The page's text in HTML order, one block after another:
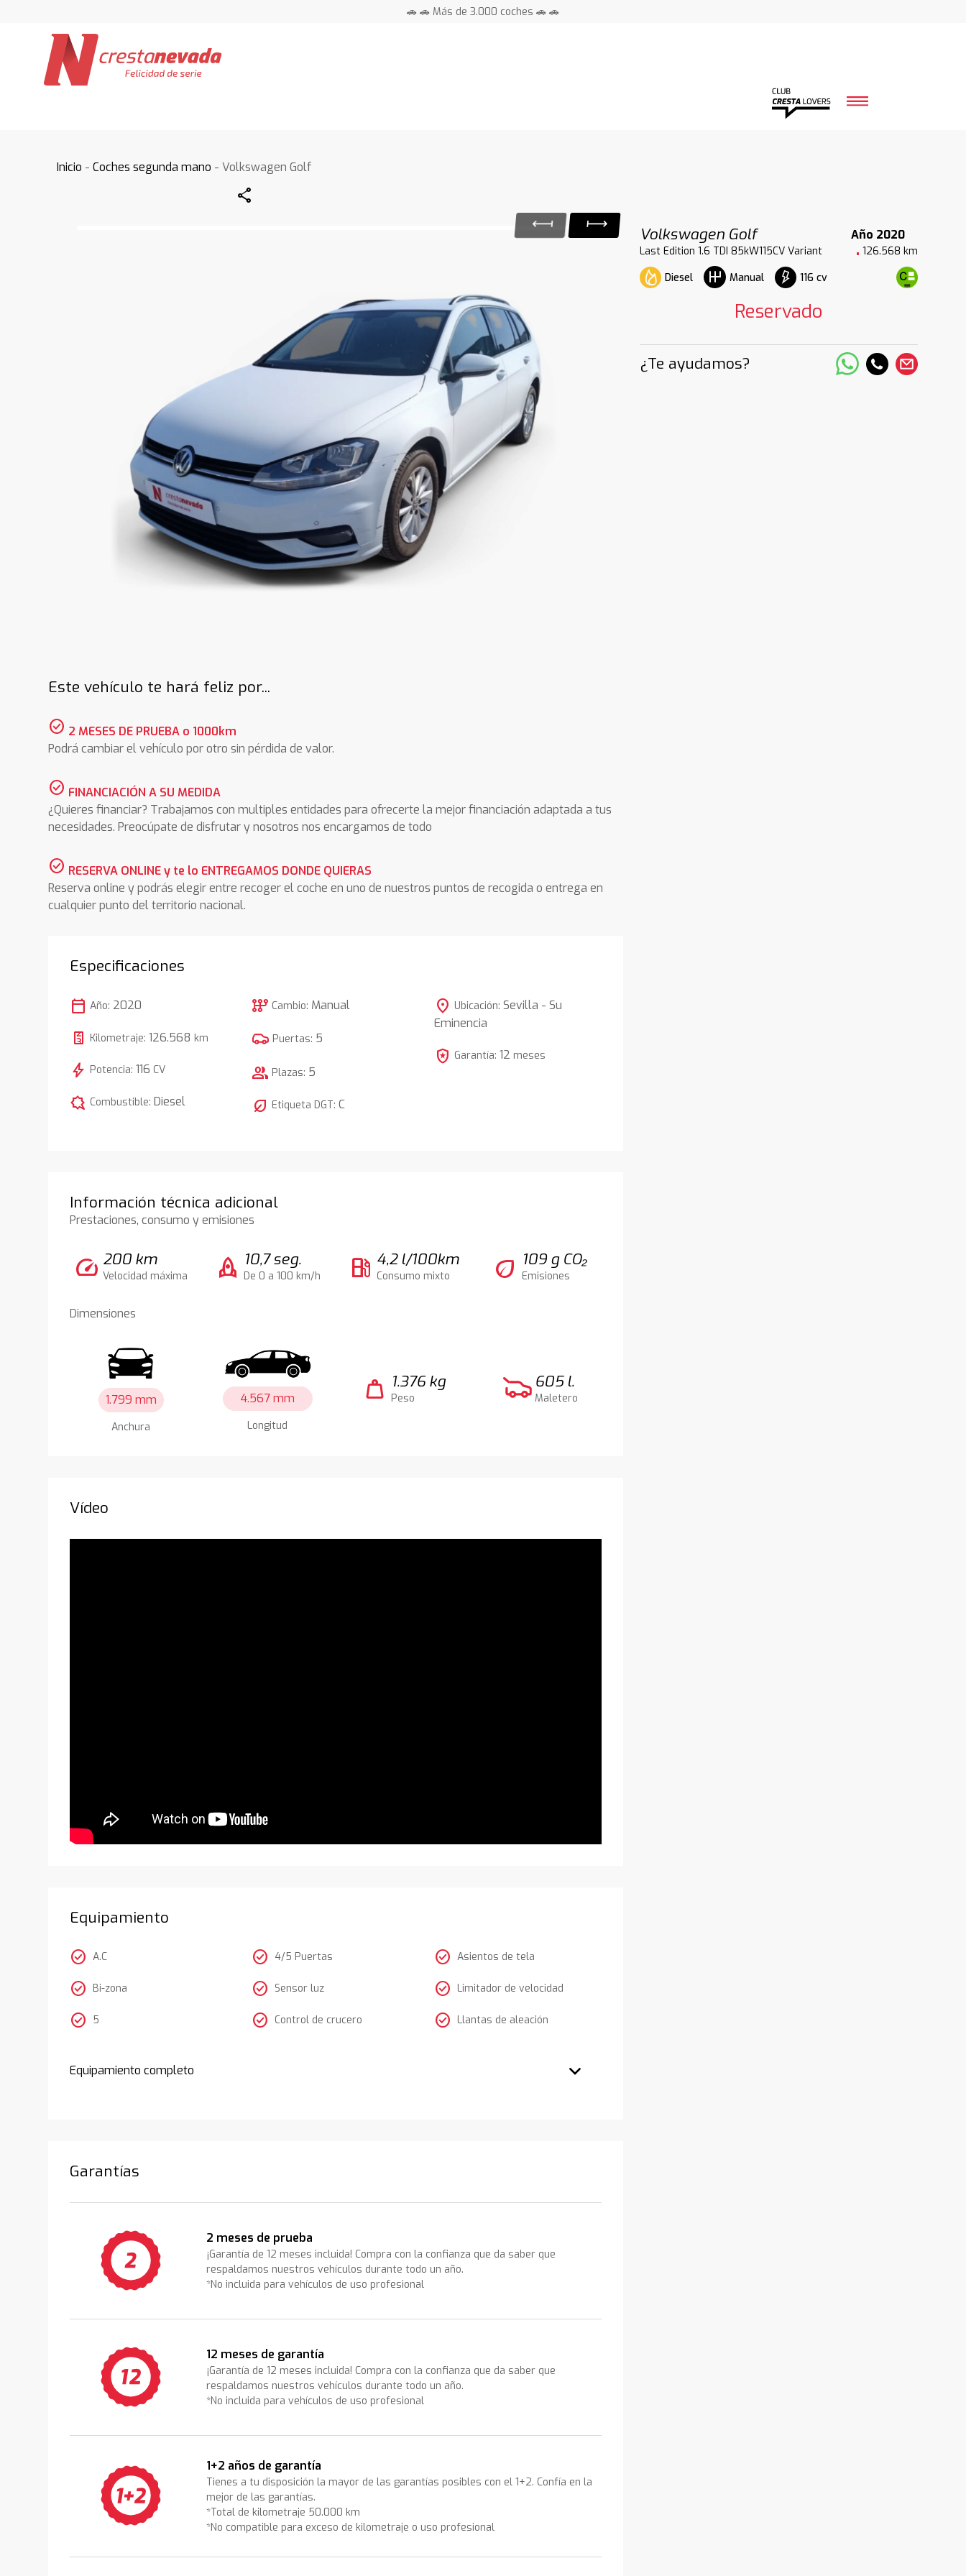
🚗 🚗 Más de 3.000 coches 🚗 🚗
Inicio -Coches segunda mano - Volkswagen Golf
Share
Volkswagen Golf
Año 2020
Last Edition 1.6 TDI 85kW115CV Variant
126.568 km
Diesel
Manual 116 cv
Reservado
¿Te ayudamos?
Este vehículo te hará feliz por...
check_circle 2 MESES DE PRUEBA o 1000km
Podrá cambiar el vehículo por otro sin pérdida de valor.
check_circle FINANCIACIÓN A SU MEDIDA
¿Quieres financiar? Trabajamos con multiples entidades para ofrecerte la mejor financiación adaptada a tus
necesidades. Preocúpate de disfrutar y nosotros nos encargamos de todo
check_circle RESERVA ONLINE y te lo ENTREGAMOS DONDE QUIERAS
Reserva online y podrás elegir entre recoger el coche en uno de nuestros puntos de recogida o entrega en
cualquier punto del territorio nacional.
Especificaciones
calendar_today Año: 2020
Kilometraje:126.568 km
bolt Potencia:116 CV
comic_bubble Combustible:Diesel
auto_transmission Cambio: Manual
Puertas: 5
group Plazas: 5
nest_eco_leaf Etiqueta DGT:C
location_on Ubicación: Sevilla - Su
Eminencia
local_police Garantía: 12 meses
Información técnica adicional
Prestaciones, consumo y emisiones
speed 200 km
Velocidad máxima rocket 10,7 seg.
De 0 a 100 km/h local_gas_station 4,2 l/100km
Consumo mixto eco 109 g CO₂
Emisiones
Dimensiones
1.799 mm
Anchura
4.567 mm
Longitud
weight 1.376 kg
Peso
605 l.
Maletero
Vídeo
Equipamiento
check_circle A.C
check_circle Bi-zona
check_circle 5
check_circle 4/5 Puertas
check_circle Sensor luz
check_circle Control de crucero
check_circle Asientos de tela
check_circle Limitador de velocidad
check_circle Llantas de aleación
Equipamiento completo
Garantías
2 meses de prueba
¡Garantía de 12 meses incluida! Compra con la confianza que da saber que
respaldamos nuestros vehículos durante todo un año.
*No incluida para vehículos de uso profesional
12 meses de garantía
¡Garantía de 12 meses incluida! Compra con la confianza que da saber que
respaldamos nuestros vehículos durante todo un año.
*No incluida para vehículos de uso profesional
1+2 años de garantía
Tienes a tu disposición la mayor de las garantías posibles con el 1+2. Confía en la
mejor de las garantías.
*Total de kilometraje 50.000 km
*No compatible para exceso de kilometraje o uso profesional